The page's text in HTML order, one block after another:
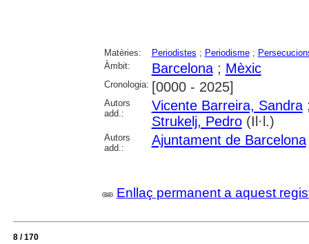
Matèries: Periodistes ; Periodisme;
Àmbit:
Barcelona; Mèxic
Cronologia: [0000 - 2025]
Autors
add.:
Vicente Barreira, Sandra
Strukelj, Pedro(Il·l.)
Autors
add.:
Ajuntament de Barcelona
Enllaç permanent a aquest
8 / 170